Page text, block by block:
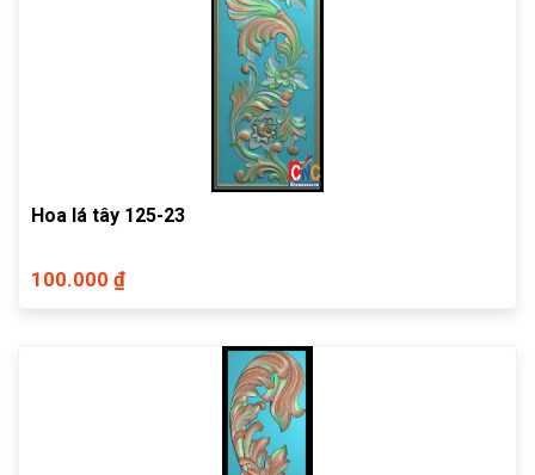
Hoa lá tây 125-23
100.000 ₫